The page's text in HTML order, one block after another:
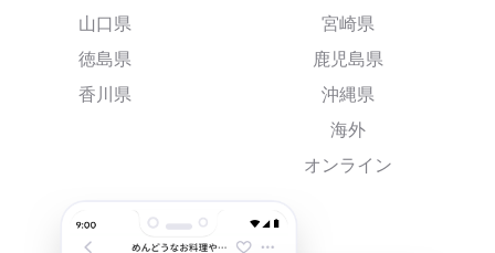
山口県
徳島県
香川県
宮崎県
鹿児島県
沖縄県
海外
オンライン